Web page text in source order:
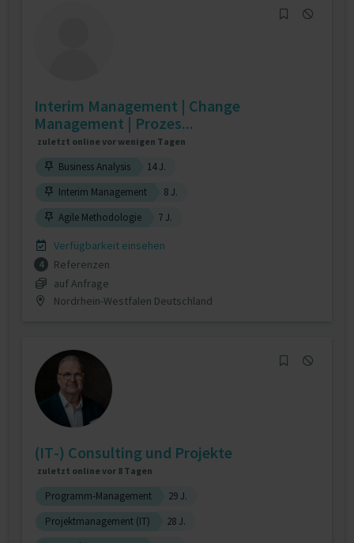
Interim Management | Change
Management | Prozes...
zuletzt online vor wenigen Tagen
Business Analysis
14 J.
Interim Management
8 J.
Agile Methodologie
7 J.
Verfügbarkeit einsehen
4
Referenzen
auf Anfrage
Nordrhein-Westfalen Deutschland
(IT-) Consulting und Projekte
zuletzt online vor 8 Tagen
Programm-Management
29 J.
Projektmanagement (IT)
28 J.